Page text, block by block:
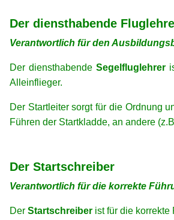
Der diensthabende
Verantwortlich für den
Der diensthabende Segelfluglehrer
Alleinflieger.
Der Startleiter sorgt für die Ordnung
Führen der Startkladde, an andere
Der Startschreiber
Verantwortlich für die korrekte
Der Startschreiber ist für die